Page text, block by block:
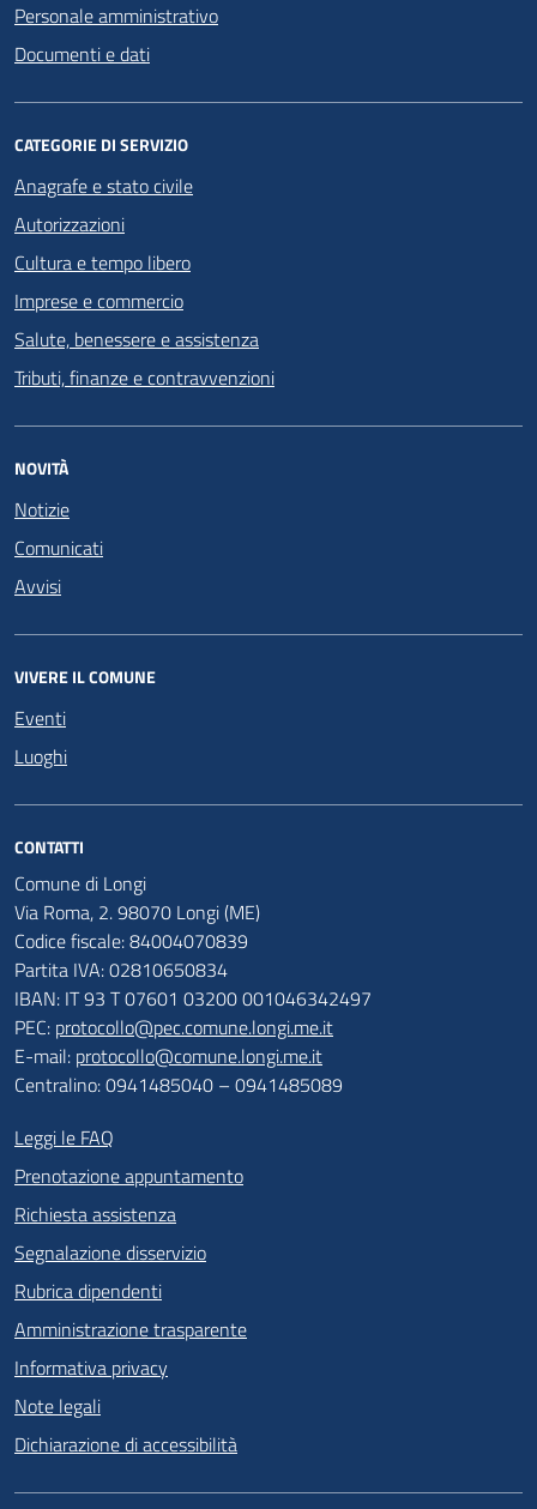
Personale amministrativo
Documenti e dati
CATEGORIE DI SERVIZIO
Anagrafe e stato civile
Autorizzazioni
Cultura e tempo libero
Imprese e commercio
Salute, benessere e assistenza
Tributi, finanze e contravvenzioni
NOVITÀ
Notizie
Comunicati
Avvisi
VIVERE IL COMUNE
Eventi
Luoghi
CONTATTI
Comune di Longi
Via Roma, 2. 98070 Longi (ME)
Codice fiscale: 84004070839
Partita IVA: 02810650834
IBAN: IT 93 T 07601 03200 001046342497
PEC: protocollo@pec.comune.longi.me.it
E-mail: protocollo@comune.longi.me.it
Centralino: 0941485040 – 0941485089
Leggi le FAQ
Prenotazione appuntamento
Richiesta assistenza
Segnalazione disservizio
Rubrica dipendenti
Amministrazione trasparente
Informativa privacy
Note legali
Dichiarazione di accessibilità